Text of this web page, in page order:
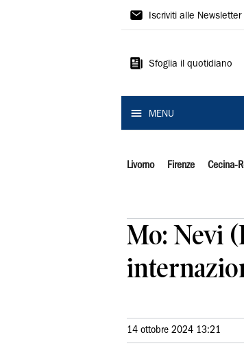
Il
Iscriviti alle Newsletter
Sfoglia il quotidiano
MENU
Livorno Firenze Cecina-
Mo: Nevi
14 ottobre 2024 13:21